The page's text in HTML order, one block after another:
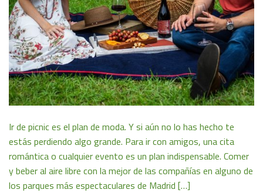
Ir de picnic es el plan de moda. Y si aún no lo has hecho te
estás perdiendo algo grande. Para ir con amigos, una cita
romántica o cualquier evento es un plan indispensable. Comer
y beber al aire libre con la mejor de las compañías en alguno de
los parques más espectaculares de Madrid […]